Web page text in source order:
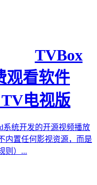
TVBox
观看软件
TV电视版
系统开发的开源视频播放
内置任何影视资源，而是
则）...